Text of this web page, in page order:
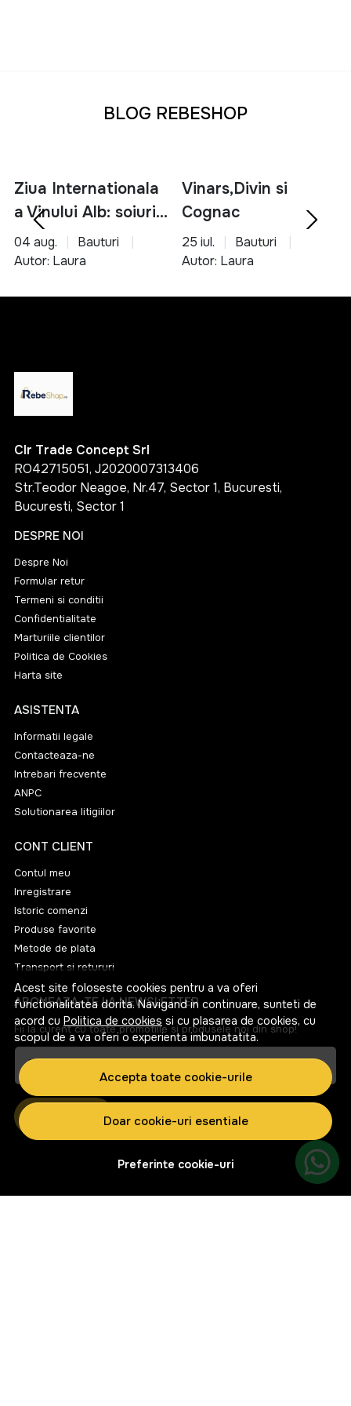
Acest site foloseste cookies pentru a va oferi
functionalitatea dorita. Navigand in continuare, sunteti de
acord cu Politica de cookies si cu plasarea de cookies, cu
scopul de a va oferi o experienta imbunatatita.
Accepta toate cookie-urile
Doar cookie-uri esentiale
Preferinte cookie-uri
BLOG REBESHOP
Ziua Internationala
a Vinului Alb: soiuri,
servire si asocieri
culinare
04 aug.
Bauturi
Autor: Laura
Vinars,Divin si
Cognac
25 iul.
Bauturi
Autor: Laura
Clr Trade Concept Srl
RO42715051, J2020007313406
Str.Teodor Neagoe, Nr.47, Sector 1, Bucuresti,
Bucuresti, Sector 1
DESPRE NOI
Despre Noi
Formular retur
Termeni si conditii
Confidentialitate
Marturiile clientilor
Politica de Cookies
Harta site
ASISTENTA
Informatii legale
Contacteaza-ne
Intrebari frecvente
ANPC
Solutionarea litigiilor
CONT CLIENT
Contul meu
Inregistrare
Istoric comenzi
Produse favorite
Metode de plata
Transport si retururi
ABONEAZA-TE LA NEWSLETTER
Fii la curent cu toate promotiile si produsele noi din shop!
Email